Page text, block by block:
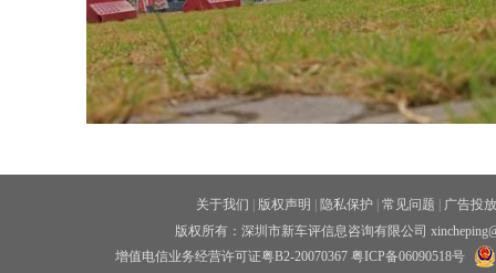
关于我们 版权声明 隐私保护 常见问题
广告投放
版权所有：深圳市新车评信息咨询有限公司
增值电信业务经营许可证粤B2-20070367 粤ICP备06090518号